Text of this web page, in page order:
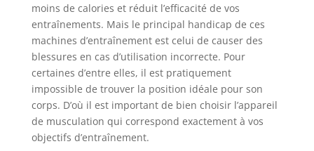
moins de calories et réduit l’efficacité de vos
entraînements. Mais le principal handicap de ces
machines d’entraînement est celui de causer des
blessures en cas d’utilisation incorrecte. Pour
certaines d’entre elles, il est pratiquement
impossible de trouver la position idéale pour son
corps. D’où il est important de bien choisir l’appareil
de musculation qui correspond exactement à vos
objectifs d’entraînement.